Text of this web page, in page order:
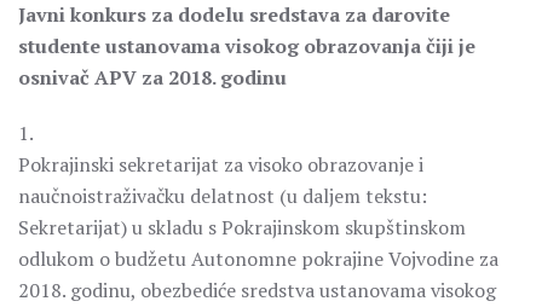
Javni konkurs za dodelu sredstava za darovite
studente ustanovama visokog obrazovanja čiji je
osnivač APV za 2018. godinu
1.
Pokrajinski sekretarijat za visoko obrazovanje i
naučnoistraživačku delatnost (u daljem tekstu:
Sekretarijat) u skladu s Pokrajinskom skupštinskom
odlukom o budžetu Autonomne pokrajine Vojvodine za
2018. godinu, obezbediće sredstva ustanovama visokog